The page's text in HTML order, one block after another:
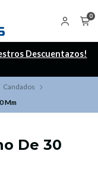
0
Descuentazos!
Candados
Mm
De 30